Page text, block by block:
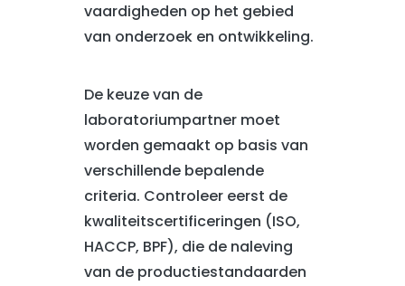
vaardigheden op het gebied
van onderzoek en ontwikkeling.
De keuze van de
laboratoriumpartner moet
worden gemaakt op basis van
verschillende bepalende
criteria. Controleer eerst de
kwaliteitscertificeringen (ISO,
HACCP, BPF), die de naleving
van de productiestandaarden